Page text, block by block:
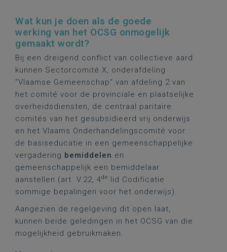
Wat kun je doen als de goede
werking van het OCSG onmogelijk
gemaakt wordt?
Bij een dreigend conflict van collectieve aard
kunnen Sectorcomité X, onderafdeling
"Vlaamse Gemeenschap" van afdeling 2 van
het comité voor de provinciale en plaatselijke
overheidsdiensten, de centraal paritaire
comités van het gesubsidieerd vrij onderwijs
en het Vlaams Onderhandelingscomité voor
de basiseducatie in een gemeenschappelijke
vergadering bemiddelen en
gemeenschappelijk een bemiddelaar
aanstellen (art. V.22, 4de lid Codificatie
sommige bepalingen voor het onderwijs).
Aangezien de regelgeving dit open laat,
kunnen beide geledingen in het OCSG van die
mogelijkheid gebruikmaken.